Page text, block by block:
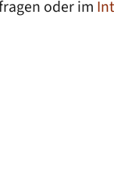
oder im